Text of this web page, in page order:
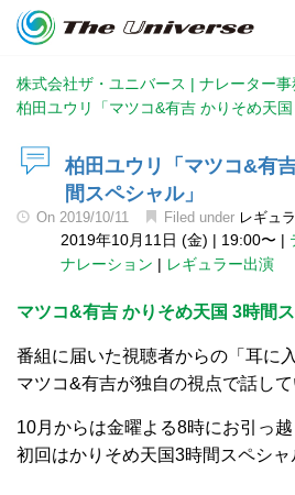
株式会社ザ・ユニバース | ナレーター事
柏田ユウリ「マツコ&有吉 かりそめ天国
柏田ユウリ「マツコ&有
間スペシャル」
On 2019/10/11 Filed under レギュ
2019年10月11日 (金) | 19:00〜 |
ナレーション | レギュラー出演
マツコ&有吉 かりそめ天国 3時間
番組に届いた視聴者からの「耳に
マツコ&有吉が独自の視点で話し
10月からは金曜よる8時にお引っ越
初回はかりそめ天国3時間スペシャ